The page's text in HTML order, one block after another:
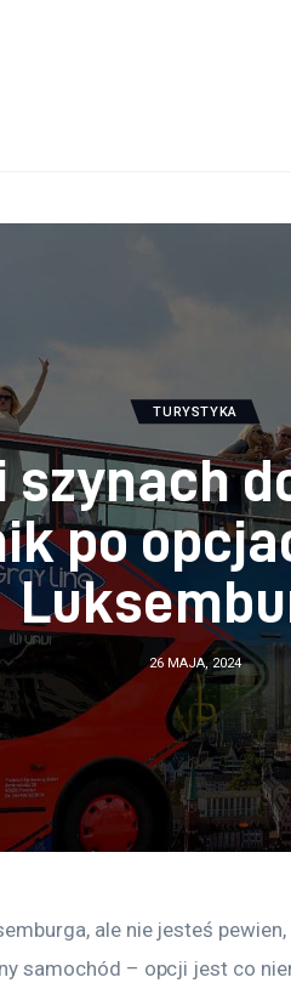
TURYSTYKA
szynach
po
26 MAJA, 2024
ale nie jesteś
samochód – opcji jest co